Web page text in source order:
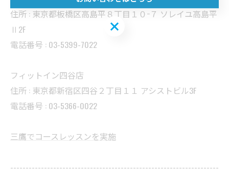
住所 : 東京都板橋区高島平８丁目１０−７ ソレイユ高島平
Ⅱ2F
電話番号 : 03-5399-7022
フィットイン四谷店
住所 : 東京都新宿区四谷２丁目１１ アシストビル3F
電話番号 : 03-5366-0022
三鷹でコースレッスンを実施
--------------------------------------------------------------------
お問い合わせはこちら